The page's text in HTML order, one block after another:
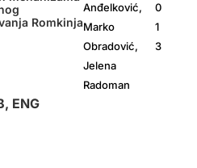
Romkinja
Anđelković,
Marko
Obradović,
Jelena
Radoman
0
1
3
ENG